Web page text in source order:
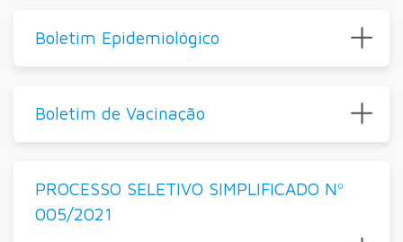
Boletim Epidemiológico
Boletim de Vacinação
PROCESSO SELETIVO SIMPLIFICADO Nº
005/2021